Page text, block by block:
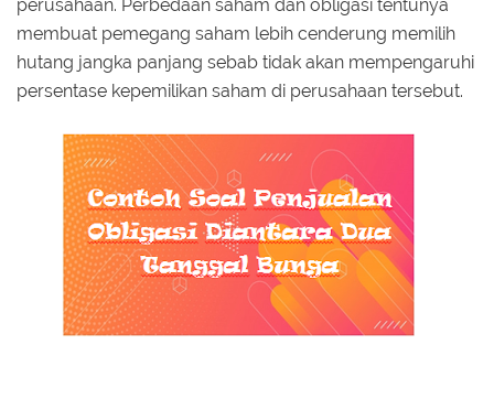
perusahaan. Perbedaan saham dan obligasi tentunya
membuat pemegang saham lebih cenderung memilih
hutang jangka panjang sebab tidak akan mempengaruhi
persentase kepemilikan saham di perusahaan tersebut.